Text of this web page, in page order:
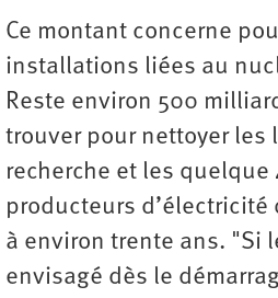
Ce montant concerne
installations liées au
Reste environ 500
trouver pour nettoyer les
recherche et les quelque
producteurs d’électricité
à environ trente ans. "Si
envisagé dès le